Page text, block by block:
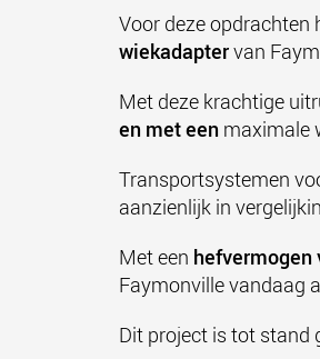
Voor deze opdrachten
wiekadaptervan
Met deze krachtige
en met een maximale
Transportsystemen
aanzienlijk in
Met een hefvermogen
Faymonville vandaag
Dit project is tot stand